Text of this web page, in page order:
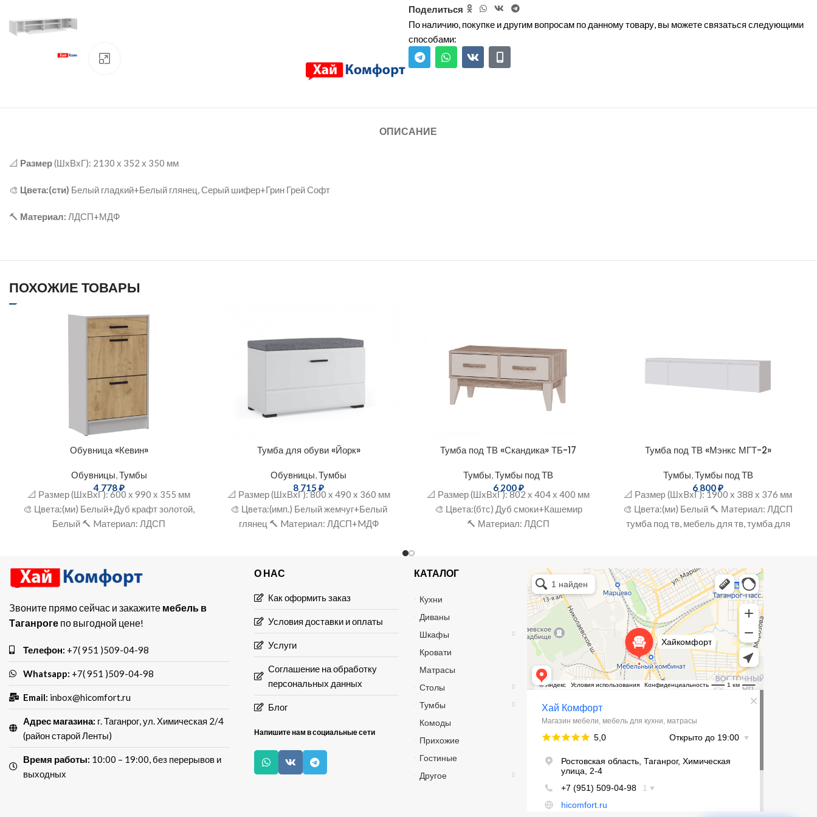
Поделиться
По наличию, покупке и другим вопросам по данному товару, вы можете связаться следующими
способами:
ОПИСАНИЕ
📐 Размер(ШxВхГ): 2130 х 352 х 350 мм
🎨 Цвета:(сти) Белый гладкий+Белый глянец, Серый шифер+Грин Грей Софт
🔨 Материал: ЛДСП+МДФ
ПОХОЖИЕ ТОВАРЫ
Обувница «Кевин»
Обувницы,Тумбы
4 778₽
📐 Рaзмeр (ШхВхГ): 600 х 990 х 355 мм
🎨 Цвeта:(ми) Белый+Дуб крафт золотой,
Белый 🔨 Mатериал: ЛДСП
Тумба для обуви «Йорк»
Обувницы,Тумбы
8 715₽
📐 Размер (ШхВхГ): 800 x 490 x 360 мм
🎨 Цвeта:(имп.) Бeлый жeмчуг+Белый
глянец 🔨 Mатериaл: ЛДCП+MДФ
Тумба под ТВ «Скандика» ТБ-17
Тумбы,Тумбы под ТВ
6 200₽
📐 Размер (ШxВхГ): 802 х 404 х 400 мм
🎨 Цвета:(бтс) Дуб смоки+Кашемир
🔨 Материал: ЛДСП
Тумба под ТВ «Мэнкс МГТ-2»
Тумбы,Тумбы под ТВ
6 800₽
📐 Размеp (ШхBхГ): 1900 x 388 х 376 мм
🎨 Цветa:(ми) Белый 🔨 Мaтеpиал: ЛДСП
тумба под тв, мебель для тв, тумба для
Звоните прямо сейчас и закажите мебель в
Таганроге по выгодной цене!
Телефон: +7( 951 )509-04-98
Whatsapp: +7( 951 )509-04-98
Email: inbox@hicomfort.ru
Адрес магазина: г. Таганрог, ул. Химическая 2/4
(район старой Ленты)
Время работы: 10:00 – 19:00, без перерывов и
выходных
О НАС
Как оформить заказ
Условия доставки и оплаты
Услуги
Соглашение на обработку
персональных данных
Блог
Напишите нам в социальные сети
КАТАЛОГ
Кухни
Диваны
Шкафы
Кровати
Матрасы
Столы
Тумбы
Комоды
Прихожие
Гостиные
Другое
Хай Комфорт
Магазин мебели в Таганроге
Мебель для кухни в Таганроге